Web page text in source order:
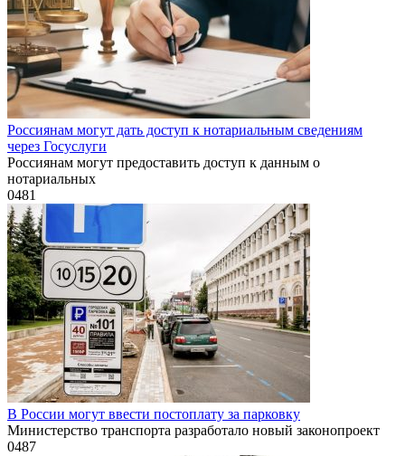
Россиянам могут дать доступ к нотариальным сведениям
через Госуслуги
Россиянам могут предоставить доступ к данным о
нотариальных
0481
В России могут ввести постоплату за парковку
Министерство транспорта разработало новый законопроект
0487